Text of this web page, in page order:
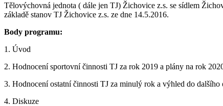
Tělovýchovná jednota ( dále jen TJ) Žichovice z.s. se sídlem
základě stanov TJ Žichovice z.s. ze dne 14.5.2016.
Body programu:
1. Úvod
2. Hodnocení sportovní činnosti TJ za rok 2019 a plány na rok
3. Hodnocení ostatní činnosti TJ za minulý rok a výhled do dalšího
4. Diskuze